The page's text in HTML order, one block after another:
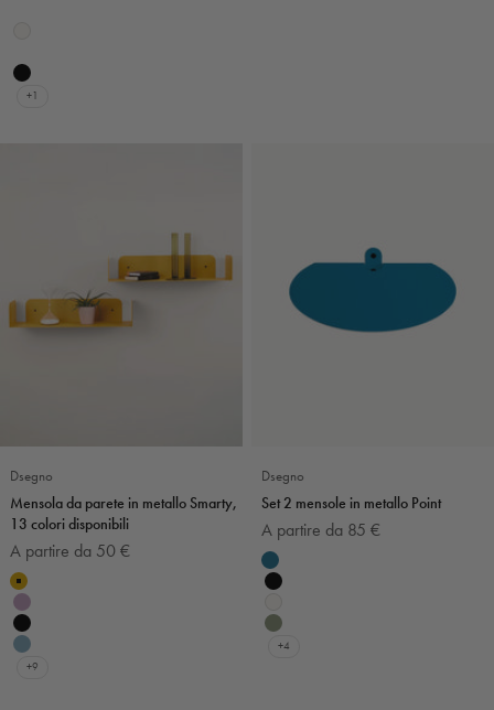
Bianco e argento
Nero
+1
Dsegno
Mensola da parete in metallo Smarty,
13 colori disponibili
Prezzo scontato
A partire da 50 €
Colore
Senape
Violoncello
Nero
Carta da zucchero
+9
Dsegno
Set 2 mensole in metallo Point
Prezzo scontato
A partire da 85 €
Colore
Ottanio
Nero
Bianco
Verde salvia
+4